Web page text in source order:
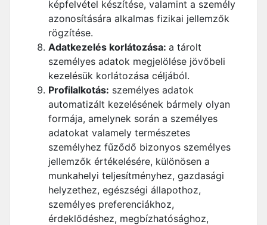
képfelvétel készítése, valamint a személy
azonosítására alkalmas fizikai jellemzők
rögzítése.
Adatkezelés korlátozása: a tárolt
személyes adatok megjelölése jövőbeli
kezelésük korlátozása céljából.
Profilalkotás: személyes adatok
automatizált kezelésének bármely olyan
formája, amelynek során a személyes
adatokat valamely természetes
személyhez fűződő bizonyos személyes
jellemzők értékelésére, különösen a
munkahelyi teljesítményhez, gazdasági
helyzethez, egészségi állapothoz,
személyes preferenciákhoz,
érdeklődéshez, megbízhatósághoz,